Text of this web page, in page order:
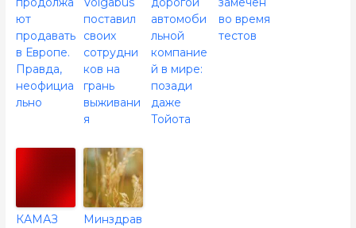
ют
продавать
в Европе.
Правда,
неофициа
льно
поставил
своих
сотрудни
ков на
грань
выживани
я
автомоби
льной
компание
й в мире:
позади
даже
Тойота
во время
тестов
КАМАЗ
Минздрав